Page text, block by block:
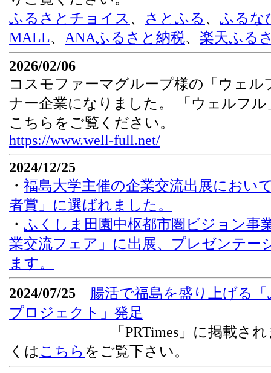
ふるさとチョイス 、 さとふる 、 ふるな
MALL、 ANAふるさと納税、 楽天ふる
2026/02/06
コスモファーマグループ様の「ウェル
ナー企業になりました。 「ウェルフ
こちらをご覧ください。
https://www.well-full.net/
2024/12/25
・ 福島大学主催の企業交流出展におい
者賞」に選ばれました。
・ ふくしま田園中枢都市圏ビジョン事
業交流フェア」に出展、プレゼンテー
ます。
2024/07/25
腸活で福島を盛り上げる
プロジェクト」発足
「PRTimes」に掲載されま
くはこちら をご覧下さい。